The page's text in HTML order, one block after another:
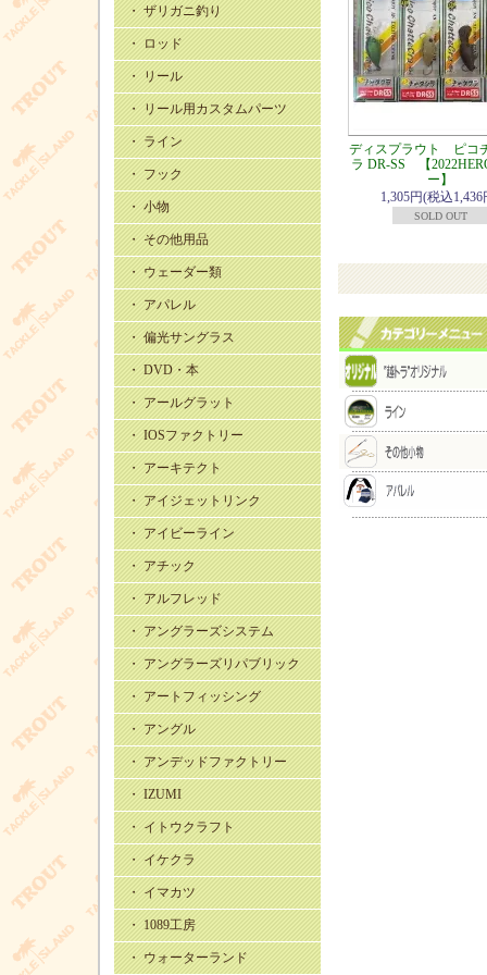
・ ザリガニ釣り
・ ロッド
・ リール
・ リール用カスタムパーツ
・ ライン
・ フック
・ 小物
・ その他用品
・ ウェーダー類
・ アパレル
・ 偏光サングラス
・ DVD・本
・ アールグラット
・ IOSファクトリー
・ アーキテクト
・ アイジェットリンク
・ アイビーライン
・ アチック
・ アルフレッド
・ アングラーズシステム
・ アングラーズリパブリック
・ アートフィッシング
・ アングル
・ アンデッドファクトリー
・ IZUMI
・ イトウクラフト
・ イケクラ
・ イマカツ
・ 1089工房
・ ウォーターランド
ディスプラウト ピコ
ラ DR-SS 【
ー】
1,305円(税込1,436
SOLD OUT